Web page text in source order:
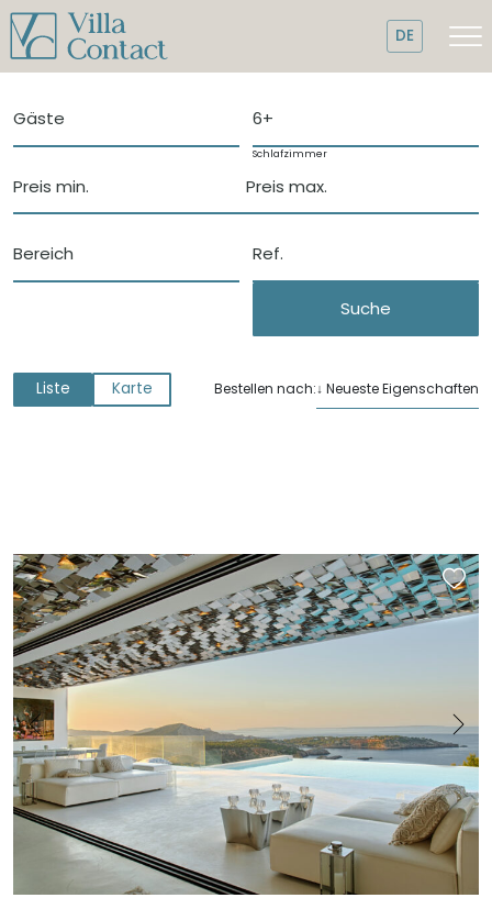
DE
Gäste 6+
Schlafzimmer
Preis min. Preis max.
Bereich
Suche
Liste Karte Bestellen nach:↓ Neueste Eigenschaften